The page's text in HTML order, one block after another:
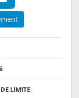
LIMITE